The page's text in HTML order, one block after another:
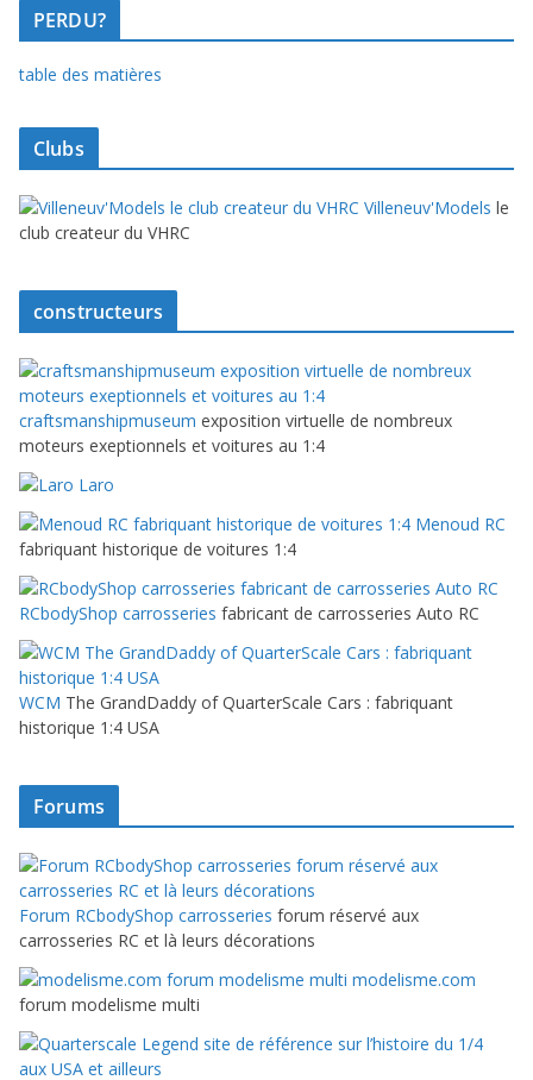
PERDU?
table des matières
Clubs
Villeneuv'Models le
club createur du VHRC
constructeurs
craftsmanshipmuseum exposition virtuelle de nombreux
moteurs exeptionnels et voitures au 1:4
Laro
Menoud RC
fabriquant historique de voitures 1:4
RCbodyShop carrosseries fabricant de carrosseries Auto RC
WCM The GrandDaddy of QuarterScale Cars : fabriquant
historique 1:4 USA
Forums
Forum RCbodyShop carrosseries forum réservé aux
carrosseries RC et là leurs décorations
modelisme.com
forum modelisme multi